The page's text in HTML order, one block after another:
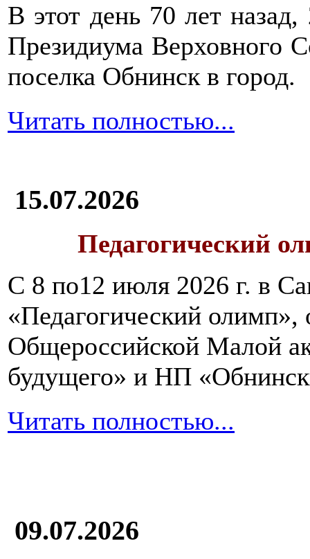
В этот день 70 лет
Президиума Верховного
поселка Обнинск в город.
Читать полностью...
15.07.2026
Педагогический
С 8 по12 июля 2026 г. в
«Педагогический олимп»,
Общероссийской Малой
будущего» и НП
Читать полностью...
09.07.2026